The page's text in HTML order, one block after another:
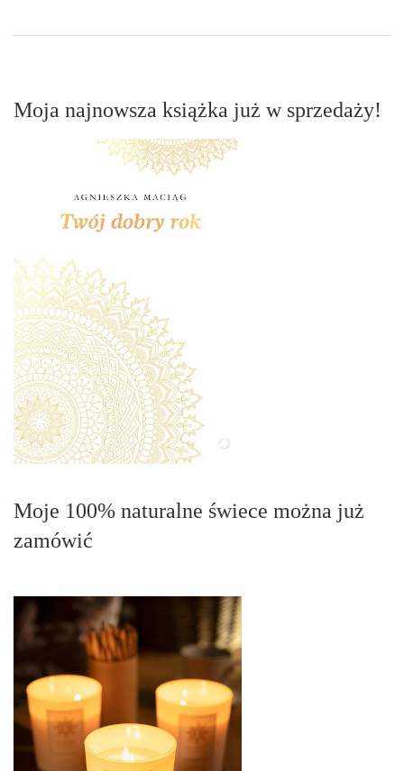
Moja najnowsza książka już w sprzedaży!
Moje 100% naturalne świece można już
zamówić